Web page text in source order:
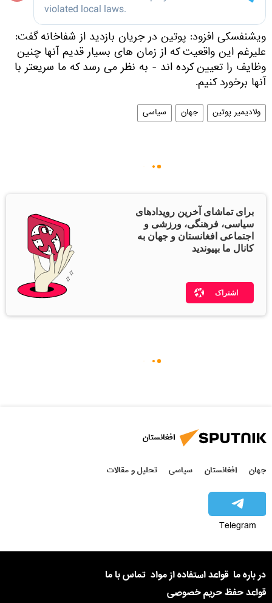
ویشنفسکی افزود: پوتین در جریان بازدید از شفاخانه گفت:
علیرغم این واقعیت که از زمان های بسیار قدیم آنها چنین
وظایف را تعیین کرده اند - به نظر می رسد که ما سریعتر با
آنها برخورد کنیم.
ولادیمیر پوتین جهان سیاسی
برای تماشای آخرین رویدادهای
سیاسی، فرهنگی، ورزشی و
اجتماعی افغانستان و جهان به
کانال ما بپیوندید
اشتراک
افغانستان
جهان افغانستان سیاسی تحلیل و مقالات
Telegram
در باره ما قواعد استفاده از مواد تماس با ما
قواعد حفظ حریم خصوصی